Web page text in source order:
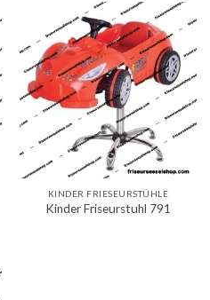
KINDER FRIESEURSTÜHLE
Kinder Friseurstuhl 791